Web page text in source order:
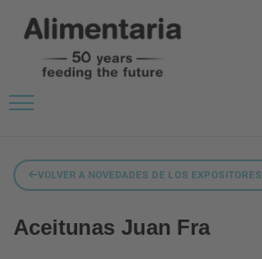
VOLVER A NOVEDADES DE LOS EXPOSITORES
Aceitunas Juan Fra